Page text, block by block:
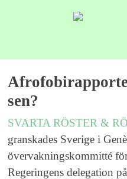
sen?
SVARTA RÖSTER &
granskades Sverige i
övervakningskommitté
Regeringens delegation